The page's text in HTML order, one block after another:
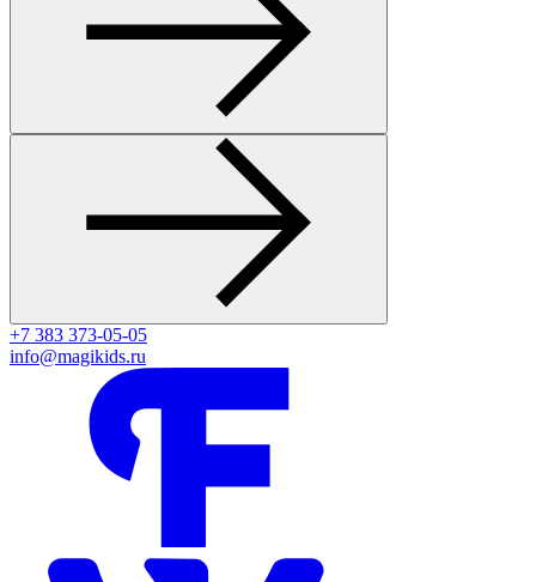
+7 383 373-05-05
info@magikids.ru